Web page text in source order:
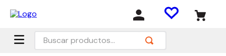
Buscar productos...